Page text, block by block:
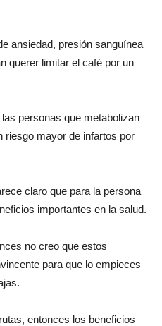
ansiedad, presión sanguínea
querer limitar el café por un
personas que metabolizan
riesgo mayor de infartos por
claro que para la persona
importantes en la salud.
no creo que estos
para que lo empieces
entonces los beneficios